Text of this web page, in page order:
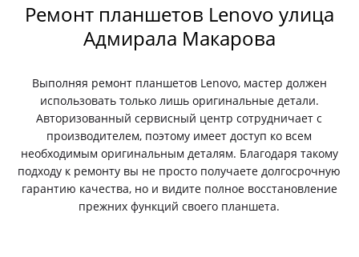
Ремонт планшетов Lenovo улица
Адмирала Макарова
Выполняя ремонт планшетов Lenovo, мастер должен
использовать только лишь оригинальные детали.
Авторизованный сервисный центр сотрудничает с
производителем, поэтому имеет доступ ко всем
необходимым оригинальным деталям. Благодаря такому
подходу к ремонту вы не просто получаете долгосрочную
гарантию качества, но и видите полное восстановление
прежних функций своего планшета.